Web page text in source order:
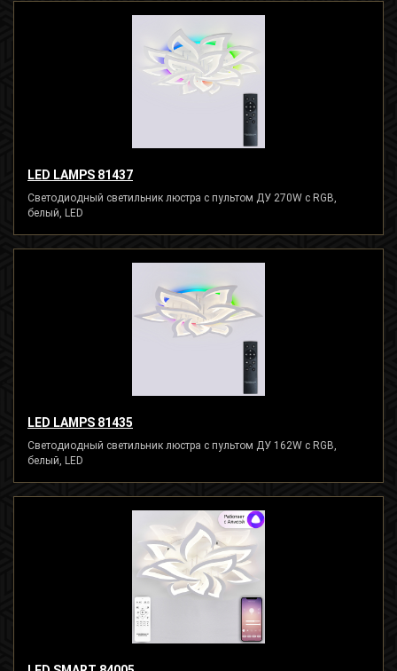
LED LAMPS 81437
Светодиодный светильник люстра с пультом ДУ 270W с RGB,
белый, LED
LED LAMPS 81435
Светодиодный светильник люстра с пультом ДУ 162W с RGB,
белый, LED